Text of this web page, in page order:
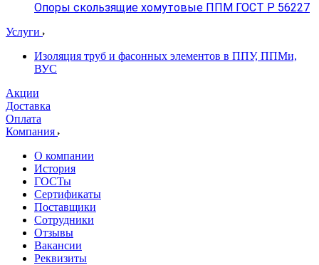
Опоры скользящие хомутовые ППМ ГОСТ Р 56227
Услуги
Изоляция труб и фасонных элементов в ППУ, ППМи,
ВУС
Акции
Доставка
Оплата
Компания
О компании
История
ГОСТы
Сертификаты
Поставщики
Сотрудники
Отзывы
Вакансии
Реквизиты